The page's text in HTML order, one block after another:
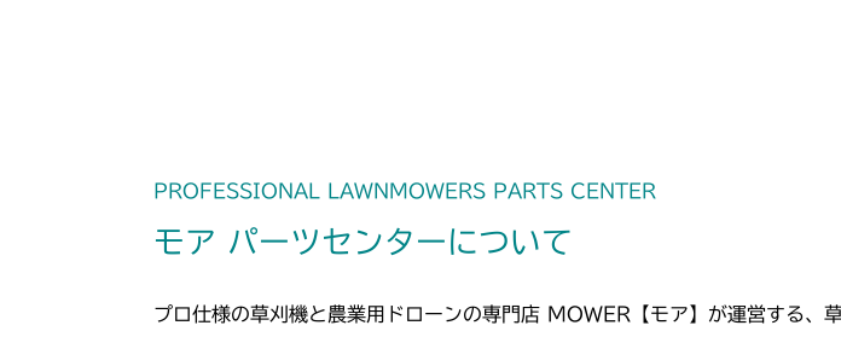
PROFESSIONAL LAWNMOWERS PARTS CENTER
モア パーツセンターについて
プロ仕様の草刈機と農業用ドローンの専門店 MOWER【モア】が運営する、